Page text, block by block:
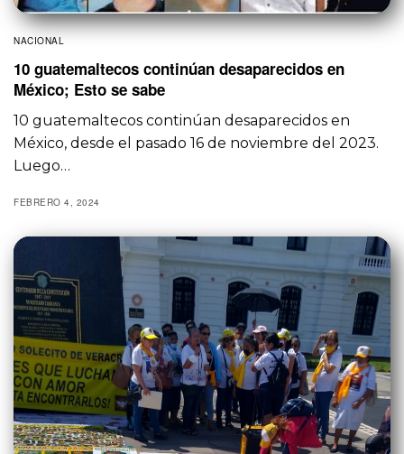
NACIONAL
10 guatemaltecos continúan desaparecidos en
México; Esto se sabe
10 guatemaltecos continúan desaparecidos en
México, desde el pasado 16 de noviembre del 2023.
Luego…
FEBRERO 4, 2024